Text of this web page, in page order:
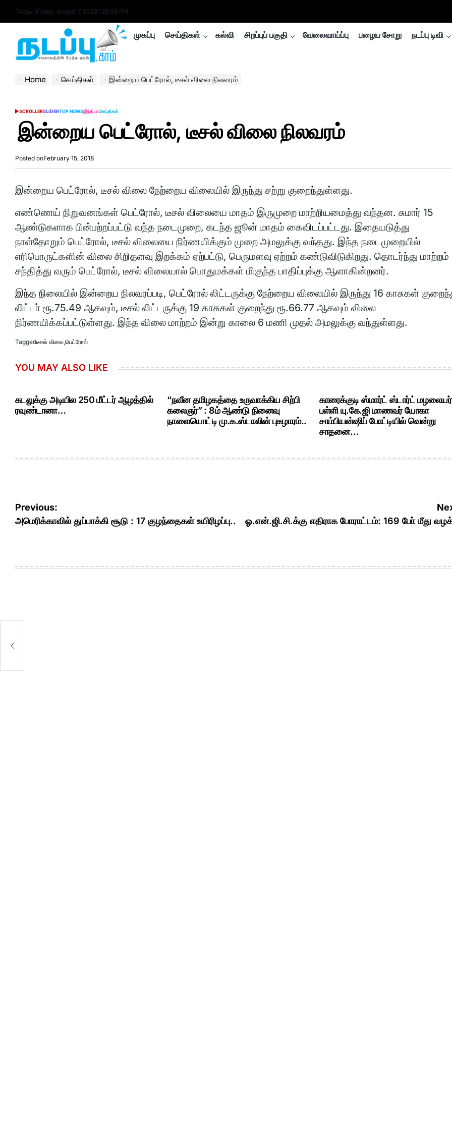
Today: Friday, August 7 20261:26:09 PM
nadappu.com
முகப்பு செய்திகள் கல்வி சிறப்புப் பகுதி வேலைவாய்ப்பு பழைய சோறு நடப்பு டிவி
Home செய்திகள் இன்றைய பெட்ரோல், டீசல் விலை நிலவரம்
POSTED
SCROLLERSLIDERTOP NEWSஇந்தியாசெய்திகள்
இன்றைய பெட்ரோல், டீசல் விலை நிலவரம்
Posted onFebruary 15, 2018
இன்றைய பெட்ரோல், டீசல் விலை நேற்றைய விலையில் இருந்து சற்று குறைந்துள்ளது.
எண்ணெய் நிறுவனங்கள் பெட்ரோல், டீசல் விலையை மாதம் இருமுறை மாற்றியமைத்து வந்தன. சுமார் 15
ஆண்டுகளாக பின்பற்றப்பட்டு வந்த நடைமுறை, கடந்த ஜூன் மாதம் கைவிடப்பட்டது. இதையடுத்து
நாள்தோறும் பெட்ரோல், டீசல் விலையை நிர்ணயிக்கும் முறை அமலுக்கு வந்தது. இந்த நடைமுறையில்
எரிபொருட்களின் விலை சிறிதளவு இறக்கம் ஏற்பட்டு, பெருமளவு ஏற்றம் கண்டுவிடுகிறது. தொடர்ந்து மாற்றம்
சந்தித்து வரும் பெட்ரோல், டீசல் விலையால் பொதுமக்கள் மிகுந்த பாதிப்புக்கு ஆளாகின்றனர்.
இந்த நிலையில் இன்றைய நிலவரப்படி, பெட்ரோல் லிட்டருக்கு நேற்றைய விலையில் இருந்து 16 காசுகள்
லிட்டா் ரூ.75.49 ஆகவும், டீசல் லிட்டருக்கு 19 காசுகள் குறைந்து ரூ.66.77 ஆகவும் விலை
நிர்ணயிக்கப்பட்டுள்ளது. இந்த விலை மாற்றம் இன்று காலை 6 மணி முதல் அமலுக்கு வந்துள்ளது.
Taggedடீசல் விலை,பெட்ரோல்
YOU MAY ALSO LIKE
கடலுக்கு அடியில 250 மீட்டர் ஆழத்தில்
ரவுண்டானா…
“நவீன தமிழகத்தை உருவாக்கிய சிற்பி
கலைஞர்” : 8ம் ஆண்டு நினைவு
நாளையொட்டி மு.க.ஸ்டாலின் புகழாரம்..
காரைக்குடி ஸ்மார்ட் ஸ்டார்ட் மழலையர்
பள்ளி யு.கே.ஜி மாணவர் யோகா
சாம்பியன்ஷிப் போட்டியில் வென்று
சாதனை…
Post
navigation
Previous:
அமெரிக்காவில் துப்பாக்கி சூடு : 17 குழந்தைகள் உயிரிழப்பு..
ஓ.என்.ஜி.சி.க்கு எதிராக போராட்டம்: 169 போ் மீது